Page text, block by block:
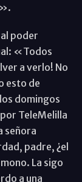
poder
«Todos
a verlo! No
esto de
domingos
TeleMelilla
señora
padre, ¿el
La sigo
a una